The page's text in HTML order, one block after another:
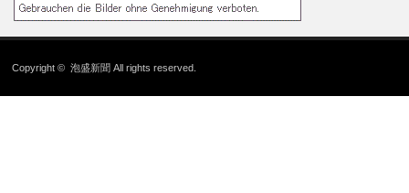
Copyright ©泡盛新聞 All rights reserved.